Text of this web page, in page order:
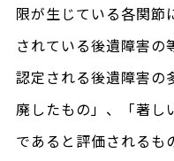
限が生じている各関節
されている後遺障害の
認定される後遺障害の
廃したもの」、「著し
であると評価されるも